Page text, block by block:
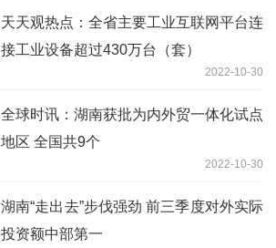
天天观热点：全省主要工业互联网平台连
接工业设备超过430万台（套）
2022-10-30
全球时讯：湖南获批为内外贸一体化试点
地区 全国共9个
2022-10-30
湖南“走出去”步伐强劲 前三季度对外实际
投资额中部第一